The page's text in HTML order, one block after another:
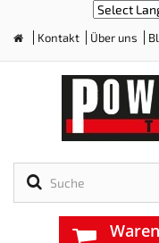
Kontakt Über uns